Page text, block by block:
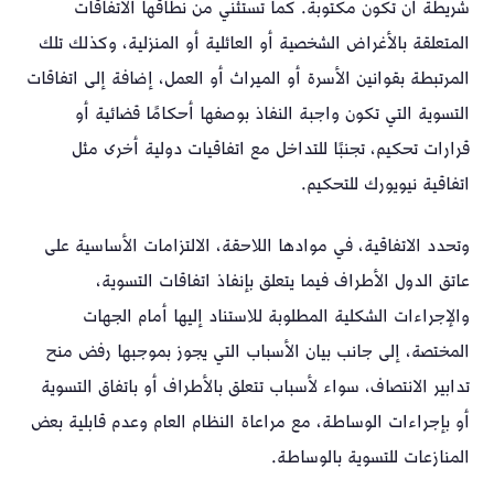
شريطة أن تكون مكتوبة. كما تستثني من نطاقها الاتفاقات
المتعلقة بالأغراض الشخصية أو العائلية أو المنزلية، وكذلك تلك
المرتبطة بقوانين الأسرة أو الميراث أو العمل، إضافة إلى اتفاقات
التسوية التي تكون واجبة النفاذ بوصفها أحكامًا قضائية أو
قرارات تحكيم، تجنبًا للتداخل مع اتفاقيات دولية أخرى مثل
اتفاقية نيويورك للتحكيم.
وتحدد الاتفاقية، في موادها اللاحقة، الالتزامات الأساسية على
عاتق الدول الأطراف فيما يتعلق بإنفاذ اتفاقات التسوية،
والإجراءات الشكلية المطلوبة للاستناد إليها أمام الجهات
المختصة، إلى جانب بيان الأسباب التي يجوز بموجبها رفض منح
تدابير الانتصاف، سواء لأسباب تتعلق بالأطراف أو باتفاق التسوية
أو بإجراءات الوساطة، مع مراعاة النظام العام وعدم قابلية بعض
المنازعات للتسوية بالوساطة.